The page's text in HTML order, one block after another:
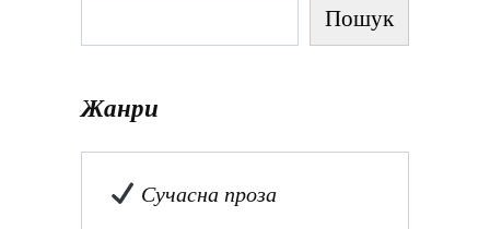
Пошук
Жанри
Сучасна проза